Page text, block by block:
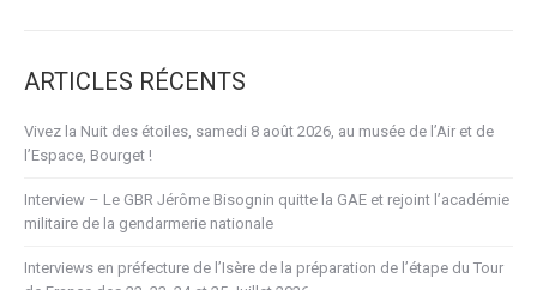
ARTICLES RÉCENTS
Vivez la Nuit des étoiles, samedi 8 août 2026, au musée de l’Air et de
l’Espace, Bourget !
Interview – Le GBR Jérôme Bisognin quitte la GAE et rejoint l’académie
militaire de la gendarmerie nationale
Interviews en préfecture de l’Isère de la préparation de l’étape du Tour